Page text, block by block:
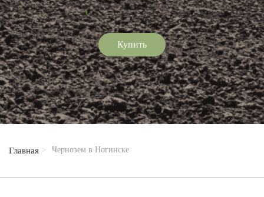
Купить
Главная Чернозем в Ногинске